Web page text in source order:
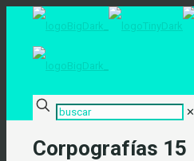
✕
Corpografías 15